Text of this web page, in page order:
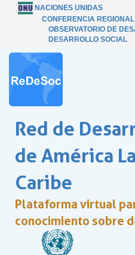
NACIONES UNIDAS
CONFERENCIA
OBSERVATORIO DE
DESARROLLO SOCIAL
Red de
de América
Caribe
Plataforma virtual
conocimiento sobre